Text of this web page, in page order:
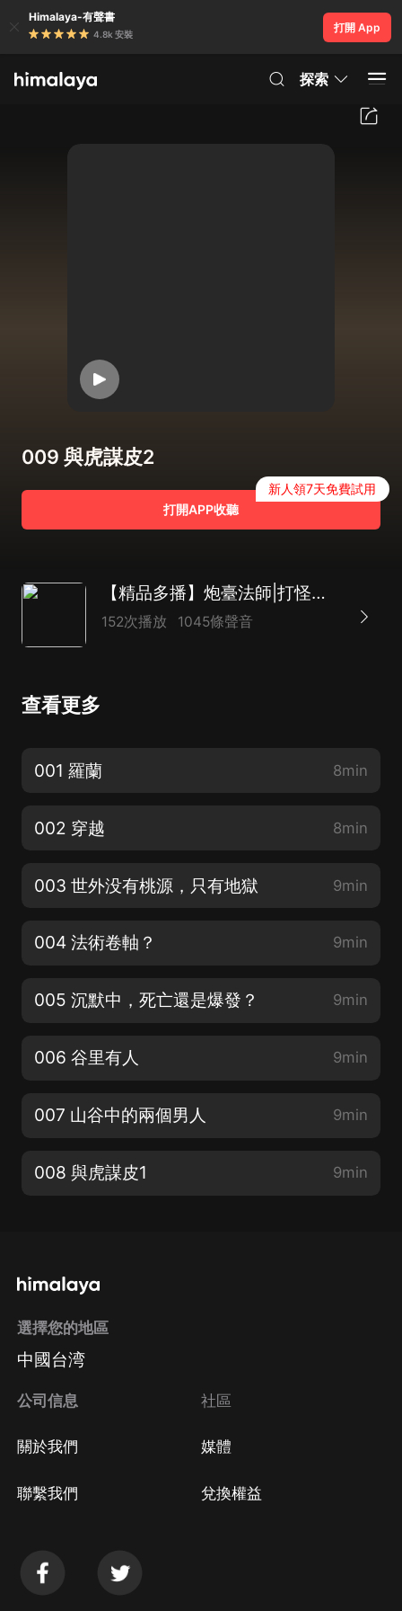
Himalaya-有聲書
4.8k 安裝
打開 App
探索
009 與虎謀皮2
打開APP收聽
新人領7天免費試用
【精品多播】炮臺法師|打怪升級豔遇之旅
152次播放 1045條聲音
查看更多
001 羅蘭 8min
002 穿越 8min
003 世外没有桃源，只有地獄 9min
004 法術卷軸？ 9min
005 沉默中，死亡還是爆發？ 9min
006 谷里有人 9min
007 山谷中的兩個男人 9min
008 與虎謀皮1 9min
選擇您的地區
中國台湾
公司信息
關於我們
聯繫我們
社區
媒體
兌換權益